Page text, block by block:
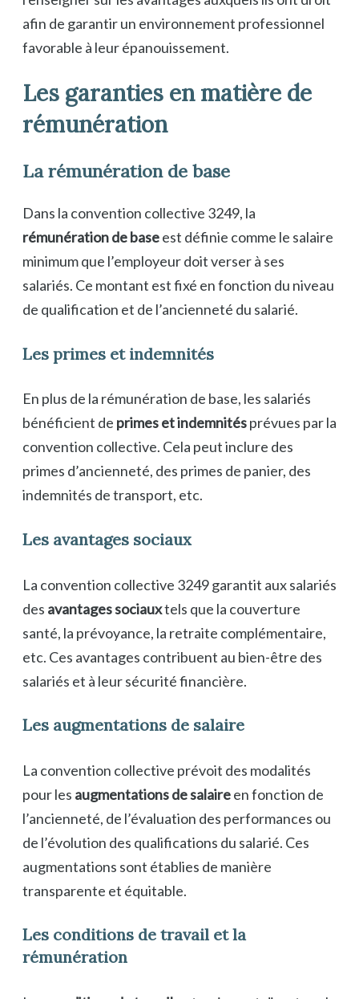
afin de garantir un environnement professionnel
favorable à leur épanouissement.
Les garanties en matière de
rémunération
La rémunération de base
Dans la convention collective 3249, la
rémunération de baseest définie comme le salaire
minimum que l’employeur doit verser à ses
salariés. Ce montant est fixé en fonction du niveau
de qualification et de l’ancienneté du salarié.
Les primes et indemnités
En plus de la rémunération de base, les salariés
bénéficient de primes et indemnitésprévues par la
convention collective. Cela peut inclure des
primes d’ancienneté, des primes de panier, des
indemnités de transport, etc.
Les avantages sociaux
La convention collective 3249 garantit aux salariés
des avantages sociauxtels que la couverture
santé, la prévoyance, la retraite complémentaire,
etc. Ces avantages contribuent au bien-être des
salariés et à leur sécurité financière.
Les augmentations de salaire
La convention collective prévoit des modalités
pour les augmentations de salaireen fonction de
l’ancienneté, de l’évaluation des performances ou
de l’évolution des qualifications du salarié. Ces
augmentations sont établies de manière
transparente et équitable.
Les conditions de travail et la
rémunération